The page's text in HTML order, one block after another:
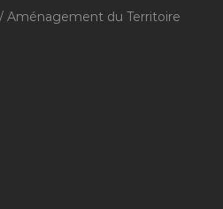
Aménagement du Territoire